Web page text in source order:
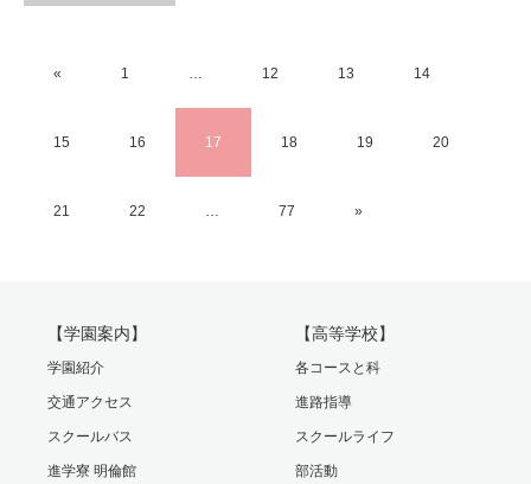
« 1 … 12 13 14
15 16 17 18 19 20
21 22 … 77 »
【学園案内】
学園紹介
交通アクセス
スクールバス
進学寮 明倫館
【高等学校】
各コースと科
進路指導
スクールライフ
部活動